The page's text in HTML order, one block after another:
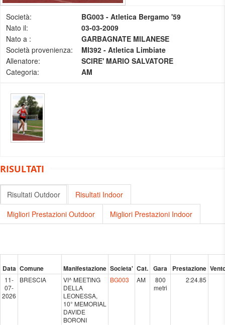
Società:
BG003 - Atletica Bergamo '59
Nato il:
03-03-2009
Nato a :
GARBAGNATE MILANESE
Società provenienza:
MI392 - Atletica Limbiate
Allenatore:
SCIRE' MARIO SALVATORE
Categoria:
AM
RISULTATI
Risultati Outdoor
Risultati Indoor
Migliori Prestazioni Outdoor
Migliori Prestazioni Indoor
Data Comune Manifestazione Societa' Cat. Gara Prestazione
11-
07-
2026
BRESCIA
VI^ MEETING
DELLA
LEONESSA,
10° MEMORIAL
DAVIDE
BORONI
BG003 AM
800
metri
2:24.85